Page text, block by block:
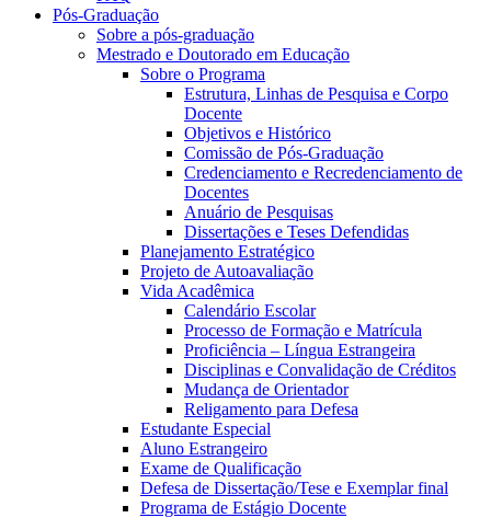
Pós-Graduação
Sobre a pós-graduação
Mestrado e Doutorado em Educação
Sobre o Programa
Estrutura, Linhas de Pesquisa e Corpo
Docente
Objetivos e Histórico
Comissão de Pós-Graduação
Credenciamento e Recredenciamento de
Docentes
Anuário de Pesquisas
Dissertações e Teses Defendidas
Planejamento Estratégico
Projeto de Autoavaliação
Vida Acadêmica
Calendário Escolar
Processo de Formação e Matrícula
Proficiência – Língua Estrangeira
Disciplinas e Convalidação de Créditos
Mudança de Orientador
Religamento para Defesa
Estudante Especial
Aluno Estrangeiro
Exame de Qualificação
Defesa de Dissertação/Tese e Exemplar final
Programa de Estágio Docente